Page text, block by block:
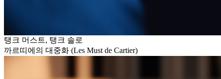
탱크 머스트, 탱크 솔로
까르띠에의 대중화 (Les Must de Cartier)